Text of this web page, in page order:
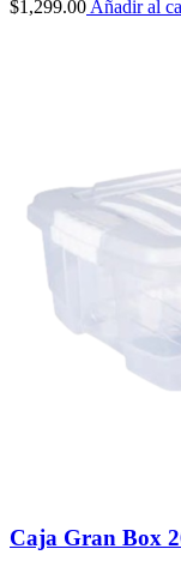
$1,299.00 Añadir al
Caja Gran Box